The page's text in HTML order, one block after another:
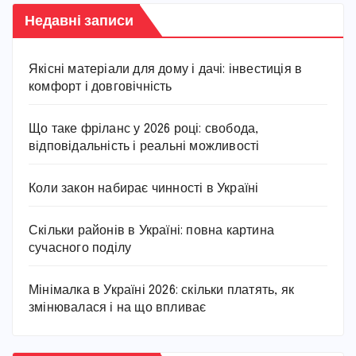
Недавні записи
Якісні матеріали для дому і дачі: інвестиція в
комфорт і довговічність
Що таке фріланс у 2026 році: свобода,
відповідальність і реальні можливості
Коли закон набирає чинності в Україні
Скільки районів в Україні: повна картина
сучасного поділу
Мінімалка в Україні 2026: скільки платять, як
змінювалася і на що впливає